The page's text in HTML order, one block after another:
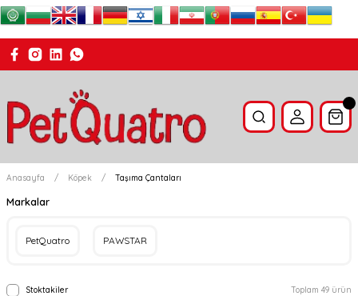
Anasayfa Köpek Taşıma Çantaları
Markalar
PetQuatro PAWSTAR
Stoktakiler Toplam 49 ürün